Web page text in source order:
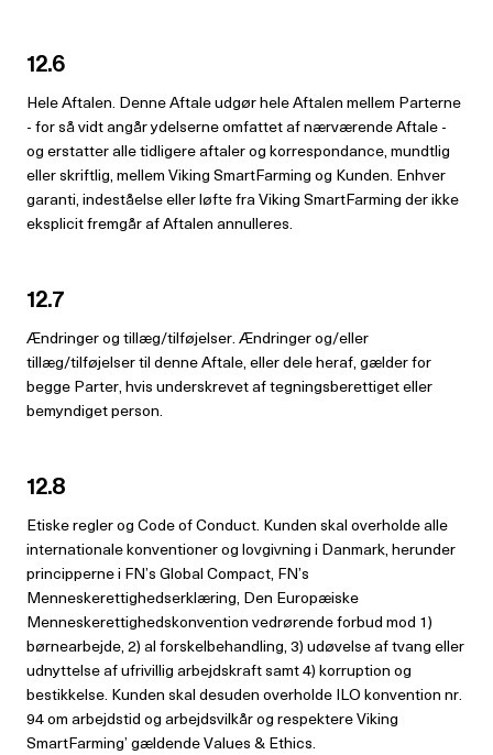
12.6
Hele Aftalen. Denne Aftale udgør hele Aftalen mellem Parterne
- for så vidt angår ydelserne omfattet af nærværende Aftale -
og erstatter alle tidligere aftaler og korrespondance, mundtlig
eller skriftlig, mellem Viking SmartFarming og Kunden. Enhver
garanti, indeståelse eller løfte fra Viking SmartFarming der ikke
eksplicit fremgår af Aftalen annulleres.
12.7
Ændringer og tillæg/tilføjelser. Ændringer og/eller
tillæg/tilføjelser til denne Aftale, eller dele heraf, gælder for
begge Parter, hvis underskrevet af tegningsberettiget eller
bemyndiget person.
12.8
Etiske regler og Code of Conduct. Kunden skal overholde alle
internationale konventioner og lovgivning i Danmark, herunder
principperne i FN’s Global Compact, FN’s
Menneskerettighedserklæring, Den Europæiske
Menneskerettighedskonvention vedrørende forbud mod 1)
børnearbejde, 2) al forskelbehandling, 3) udøvelse af tvang eller
udnyttelse af ufrivillig arbejdskraft samt 4) korruption og
bestikkelse. Kunden skal desuden overholde ILO konvention nr.
94 om arbejdstid og arbejdsvilkår og respektere Viking
SmartFarming’ gældende Values & Ethics.